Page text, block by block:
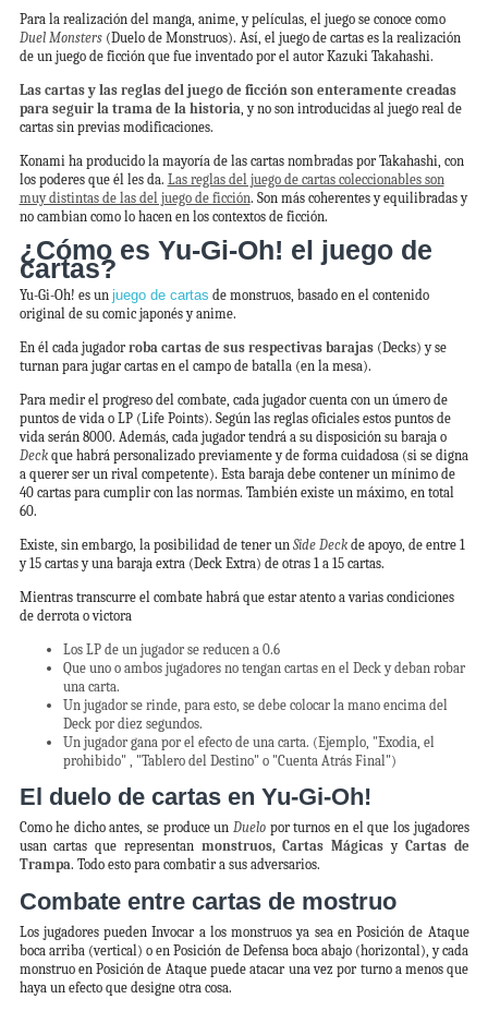
Para la realización del manga, anime, y películas, el juego se conoce como
Duel Monsters(Duelo de Monstruos). Así, el juego de cartas es la realización
de un juego de ficción que fue inventado por el autor Kazuki Takahashi.
Las cartas y las reglas del juego de ficción son enteramente creadas
para seguir la trama de la historia , y no son introducidas al juego real de
cartas sin previas modificaciones.
Konami ha producido la mayoría de las cartas nombradas por Takahashi, con
los poderes que él les da. Las reglas del juego de cartas coleccionables son
muy distintas de las del juego de ficción. Son más coherentes y equilibradas y
no cambian como lo hacen en los contextos de ficción.
¿Cómo es Yu-Gi-Oh! el juego de
cartas?
Yu-Gi-Oh! es un juego de cartas de monstruos, basado en el contenido
original de su comic japonés y anime.
En él cada jugadorroba cartas de sus respectivas barajas(Decks) y se
turnan para jugar cartas en el campo de batalla (en la mesa).
Para medir el progreso del combate, cada jugador cuenta con un úmero de
puntos de vida o LP (Life Points). Según las reglas oficiales estos puntos de
vida serán 8000. Además, cada jugador tendrá a su disposición su baraja o
Deckque habrá personalizado previamente y de forma cuidadosa (si se digna
a querer ser un rival competente). Esta baraja debe contener un mínimo de
40 cartas para cumplir con las normas. También existe un máximo, en total
60.
Existe, sin embargo, la posibilidad de tener un Side Deckde apoyo, de entre 1
y 15 cartas y una baraja extra (Deck Extra) de otras 1 a 15 cartas.
Mientras transcurre el combate habrá que estar atento a varias condiciones
de derrota o victora
Los LP de un jugador se reducen a 0.6​
Que uno o ambos jugadores no tengan cartas en el Deck y deban robar
una carta.
Un jugador se rinde, para esto, se debe colocar la mano encima del
Deck por diez segundos.
Un jugador gana por el efecto de una carta. (Ejemplo, "Exodia, el
prohibido" , "Tablero del Destino" o "Cuenta Atrás Final")
El duelo de cartas en Yu-Gi-Oh!
Como he dicho antes, se produce un Duelo por turnos en el que los jugadores
usan cartas que representan monstruos, Cartas Mágicas y Cartas de
Trampa. Todo esto para combatir a sus adversarios.
Combate entre cartas de mostruo
Los jugadores pueden Invocar a los monstruos ya sea en Posición de Ataque
boca arriba (vertical) o en Posición de Defensa boca abajo (horizontal), y cada
monstruo en Posición de Ataque puede atacar una vez por turno a menos que
haya un efecto que designe otra cosa.